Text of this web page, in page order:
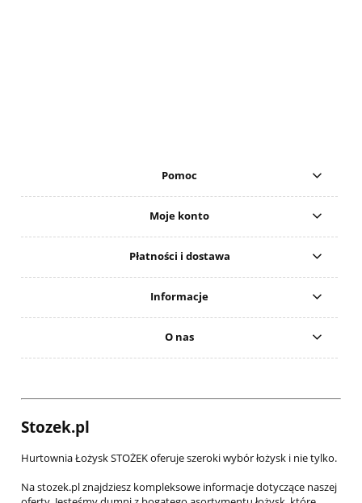
Pomoc
Moje konto
Płatności i dostawa
Informacje
O nas
Stozek.pl
Hurtownia Łożysk STOŻEK oferuje szeroki wybór łożysk i nie tylko.
Na stozek.pl znajdziesz kompleksowe informacje dotyczące naszej